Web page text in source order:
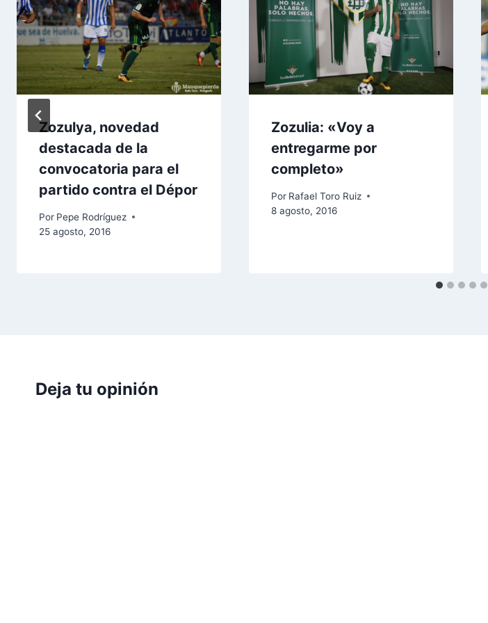
Zozulya, novedad
destacada de la
convocatoria para el
partido contra el Dépor
Por Pepe Rodríguez
25 agosto, 2016
Zozulia: «Voy a
entregarme por
completo»
Por Rafael Toro Ruiz
8 agosto, 2016
Deja tu opinión